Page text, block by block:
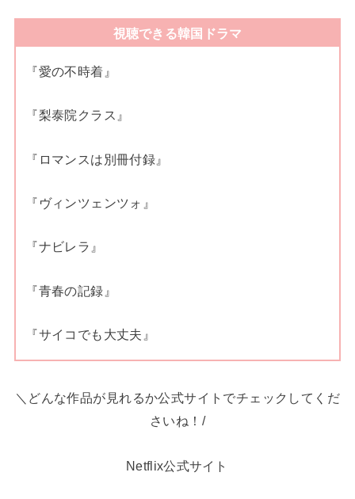
視聴できる韓国ドラマ
『愛の不時着』
『梨泰院クラス』
『ロマンスは別冊付録』
『ヴィンツェンツォ』
『ナビレラ』
『青春の記録』
『サイコでも大丈夫』
＼どんな作品が見れるか公式サイトでチェックしてくだ
さいね！/
Netflix公式サイト